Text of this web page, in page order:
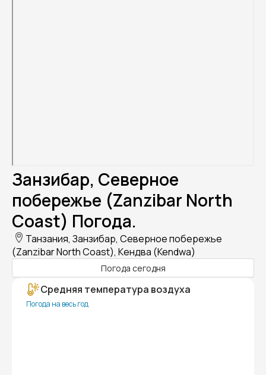
Занзибар, Северное
побережье (Zanzibar North
Coast) Погода.
Танзания, Занзибар, Северное побережье
(Zanzibar North Coast), Кендва (Kendwa)
Погода сегодня
Средняя температура воздуха
Погода на весь год